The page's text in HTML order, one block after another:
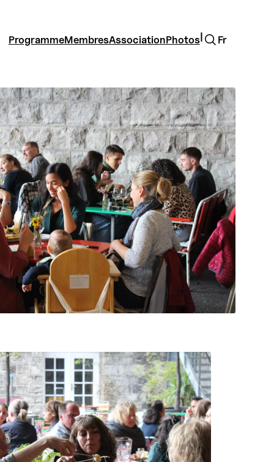
ProgrammeMembresAssociationPhotos
Rechercher
Fr